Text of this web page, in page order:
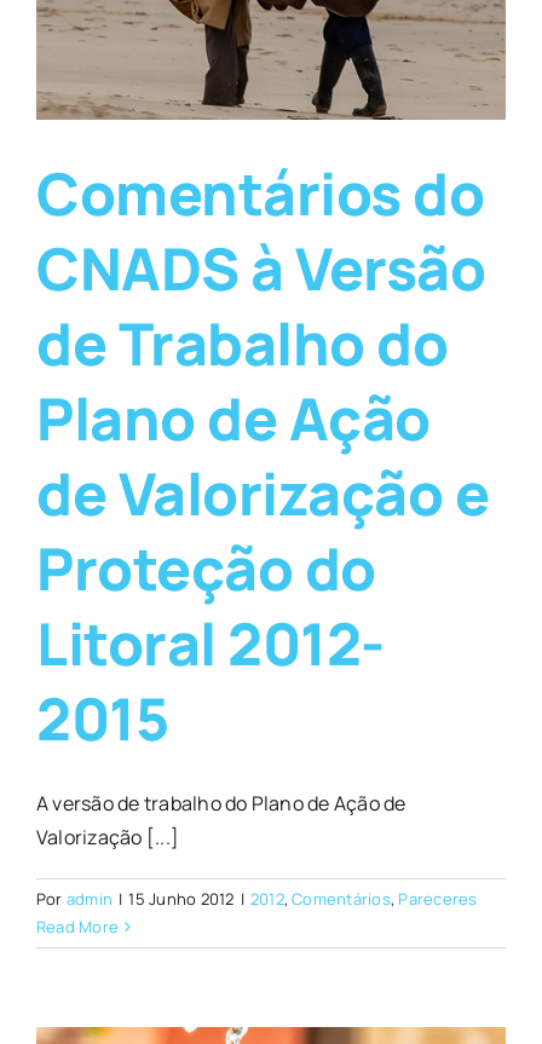
Comentários do
CNADS à Versão
de Trabalho do
Plano de Ação
de Valorização e
Proteção do
Litoral 2012-
2015
A versão de trabalho do Plano de Ação de
Valorização [...]
Por admin | 15 Junho 2012 | 2012,Comentários, Pareceres
Read More